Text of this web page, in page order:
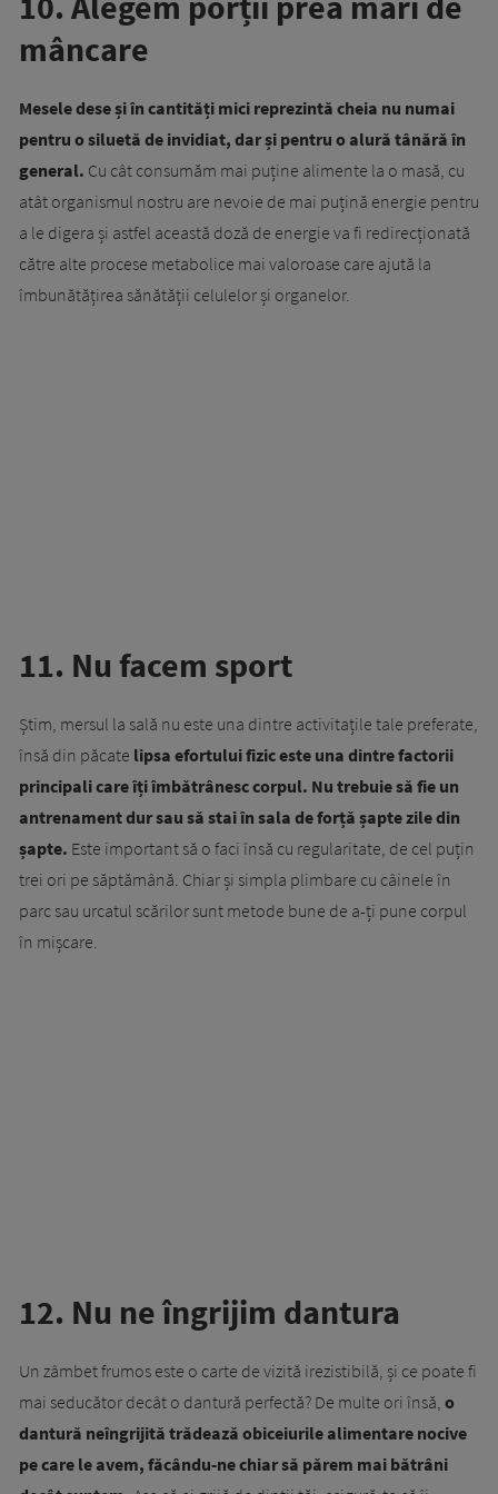
mâncare
Mesele dese și în cantități mici reprezintă cheia nu numai
pentru o siluetă de invidiat, dar și pentru o alură tânără în
general. Cu cât consumăm mai puține alimente la o masă, cu
atât organismul nostru are nevoie de mai puțină energie pentru
a le digera și astfel această doză de energie va fi redirecționată
către alte procese metabolice mai valoroase care ajută la
îmbunătățirea sănătății celulelor și organelor.
11. Nu facem sport
Știm, mersul la sală nu este una dintre activitațile tale preferate,
însă din păcate lipsa efortului fizic este una dintre factorii
principali care îți îmbătrânesc corpul. Nu trebuie să fie un
antrenament dur sau să stai în sala de forță șapte zile din
șapte. Este important să o faci însă cu regularitate, de cel puțin
trei ori pe săptămână. Chiar și simpla plimbare cu câinele în
parc sau urcatul scărilor sunt metode bune de a-ți pune corpul
în mișcare.
12. Nu ne îngrijim dantura
Un zâmbet frumos este o carte de vizită irezistibilă, și ce poate fi
mai seducător decât o dantură perfectă? De multe ori însă, o
dantură neîngrijită trădează obiceiurile alimentare nocive
pe care le avem, făcându-ne chiar să părem mai bătrâni